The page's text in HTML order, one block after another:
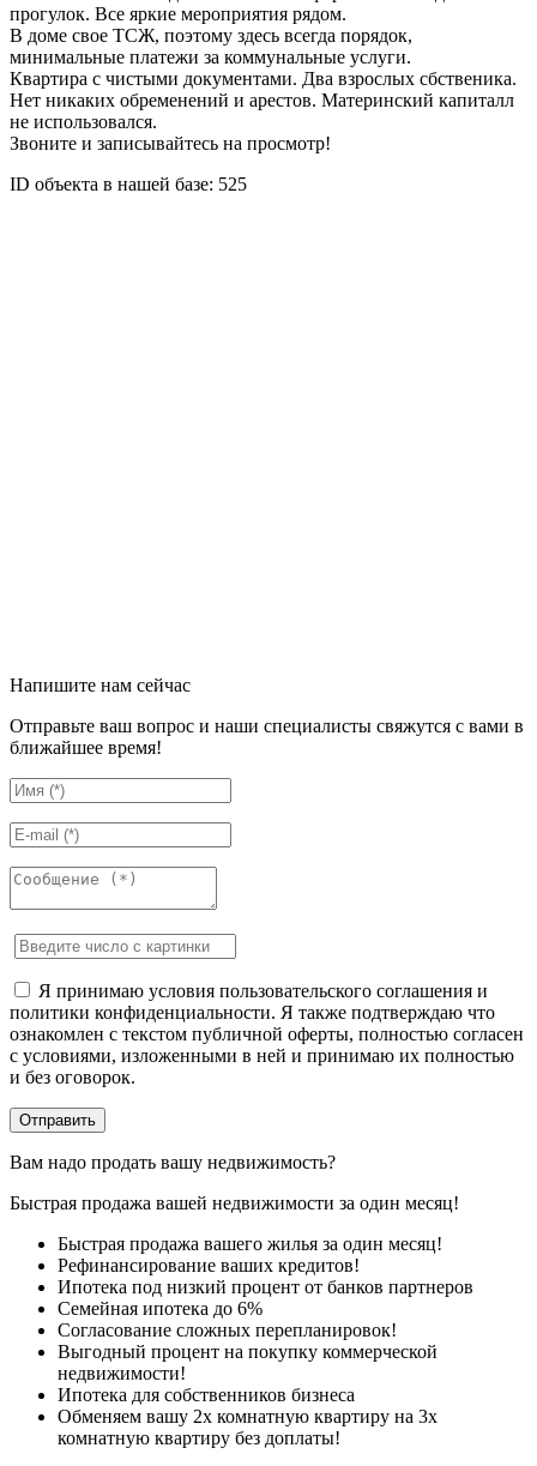
прогулок. Все яркие мероприятия рядом.
В доме свое ТСЖ, поэтому здесь всегда порядок,
минимальные платежи за коммунальные услуги.
Квартира с чистыми документами. Два взрослых сбственика.
Нет никаких обременений и арестов. Материнский капиталл
не использовался.
Звоните и записывайтесь на просмотр!
ID объекта в нашей базе: 525
Напишите нам сейчас
Отправьте ваш вопрос и наши специалисты свяжутся с вами в
ближайшее время!
Я принимаю условия пользовательского соглашения и
политики конфиденциальности. Я также подтверждаю что
ознакомлен с текстом публичной оферты, полностью согласен
с условиями, изложенными в ней и принимаю их полностью
и без оговорок.
Вам надо продать вашу недвижимость?
Быстрая продажа вашей недвижимости за один месяц!
Быстрая продажа вашего жилья за один месяц!
Рефинансирование ваших кредитов!
Ипотека под низкий процент от банков партнеров
Семейная ипотека до 6%
Согласование сложных перепланировок!
Выгодный процент на покупку коммерческой
недвижимости!
Ипотека для собственников бизнеса
Обменяем вашу 2х комнатную квартиру на 3х
комнатную квартиру без доплаты!